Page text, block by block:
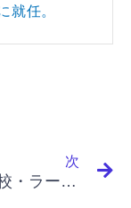
就任。
次
うどん学校・ラーメン学校・そば学校・パスタ学校で開業&成果アップ｜「イノベーションと起業家精神（最終）」「プロセス・ギャップ、いかに見つけるか」